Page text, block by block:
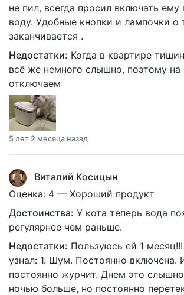
не пил, всегда просил включать ему
воду. Удобные кнопки и лампочки о
заканчивается .
Недостатки: Когда в квартире
всё же немного слышно, поэтому на
отключаем
5 лет 2 месяца назад
Виталий Косицын
Оценка: 4 — Хороший продукт
Достоинства: У кота теперь вода
регулярнее чем раньше.
Недостатки: Пользуюсь ей 1
узнал: 1. Шум. Постоянно включена.
постоянно журчит. Днем это
ночью больше, но постоянно